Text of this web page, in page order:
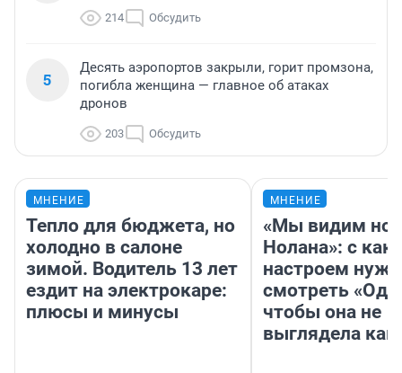
214 Обсудить
5
Десять аэропортов закрыли, горит промзона,
погибла женщина — главное об атаках
дронов
203 Обсудить
МНЕНИЕ
Тепло для бюджета, но
холодно в салоне
зимой. Водитель 13 лет
ездит на электрокаре:
плюсы и минусы
МНЕНИЕ
«Мы видим
Нолана»: с
настроем
смотреть
чтобы она не
выглядела как